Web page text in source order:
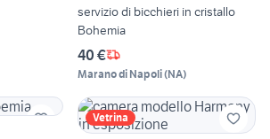
servizio di bicchieri in cristallo
Bohemia
40 €
Marano di Napoli(NA)
Vetrina